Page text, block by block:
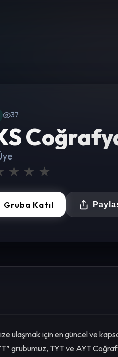
37
★ ★ ★
Gruba Katıl
ulaşmak için en güncel ve
grubumuz, TYT ve AYT